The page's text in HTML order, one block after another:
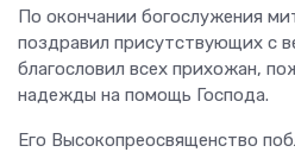
По окончании богослужения
поздравил присутствующих с
благословил всех прихожан,
надежды на помощь Господа.
Его Высокопреосвященство